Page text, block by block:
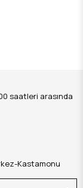
saatleri arasında
Kastamonu